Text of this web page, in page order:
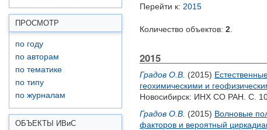
ПРОСМОТР
по году
по авторам
по тематике
по типу
по журналам
ОБЪЕКТЫ ИВиС
Перейти к: 2015
Количество объектов: 2
2015
Градов О.В. (2015)
геохимическими и
Новосибирск: ИНХ СО РАН. С.
Градов О.В. (2015) Волновые
факторов и вероятный